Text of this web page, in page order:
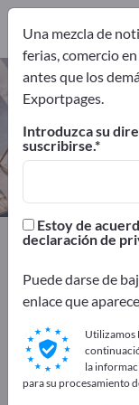
Martillos
Exportadores
Exportpages
Necesidades –
comerciales >>
Una mezcla de
ferias, comercio
antes que los
Exportpages.
Introduzca su
suscribirse.
Estoy de
declaración de
Puede darse de
enlace que
Utilizamos
la
para su procesamiento